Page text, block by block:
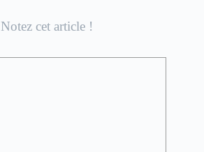
Notez cet article !